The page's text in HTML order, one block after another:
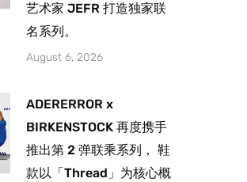
艺术家 JEFR 打造独家联
名系列。
August 6, 2026
ADERERROR x
BIRKENSTOCK 再度携手
推出第 2 弹联乘系列， 鞋
款以「Thread」为核心概